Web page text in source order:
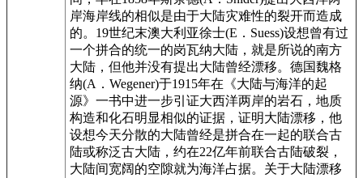
岸海岸线的相似是由于大陆灾难性的裂开而造成
的。19世纪末澳大利亚徐士(E．Suess)设想曾有过
一个拼合的统一的岗瓦纳大陆，就是所说的南方
大陆，但他并没有提出大陆曾经漂移。德国魏格
纳(A．Wegener)于1915年在《大陆与海洋的起
源》一书中进一步引证大西洋两岸的岩石，地质
构造和化石明显相似的证据，证明大陆漂移，他
设想今天分散的大陆曾经是拼合在一起的联合古
陆或称泛古大陆，约在22亿年前联合古陆破裂，
大陆间宽阔的空隙就为海洋占据。关于大陆漂移